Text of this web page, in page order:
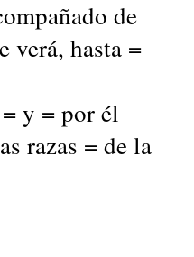
de
verá, hasta =
y = por él
razas = de la